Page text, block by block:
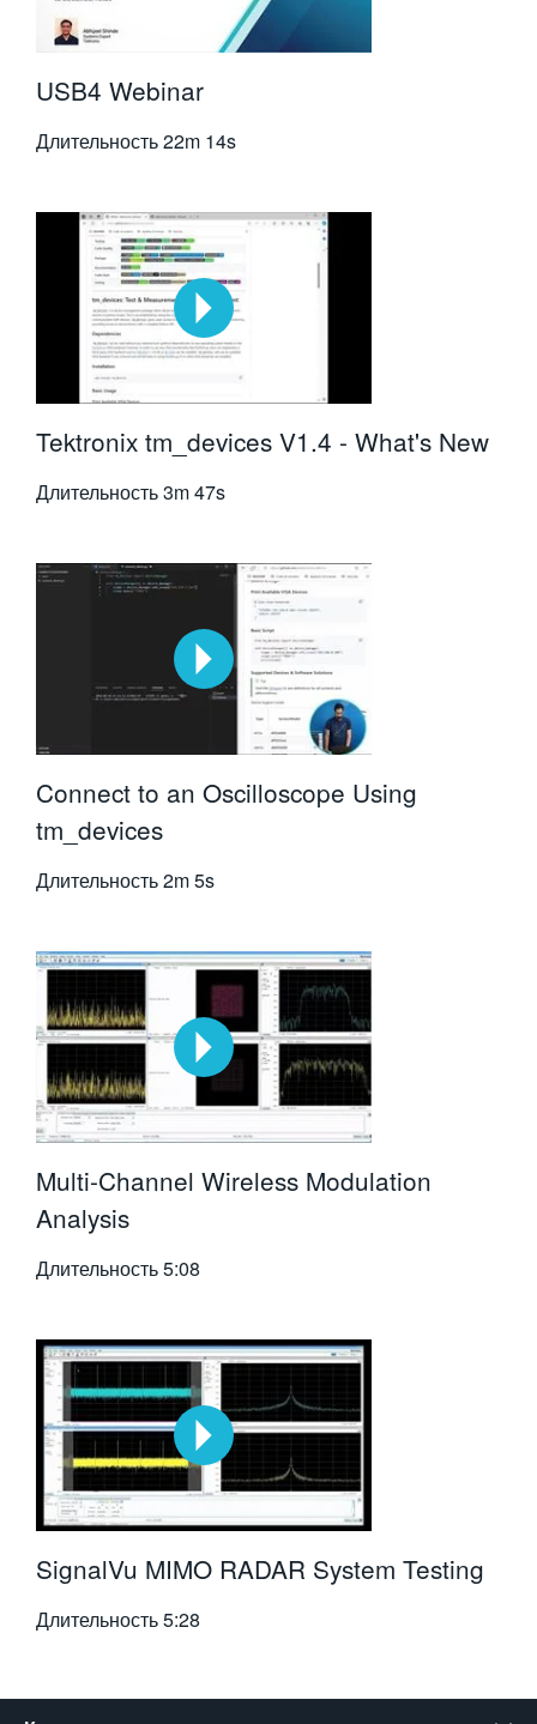
USB4 Webinar
Длительность22m 14s
Tektronix tm_devices V1.4 - What's New
Длительность3m 47s
Connect to an Oscilloscope Using
tm_devices
Длительность2m 5s
Multi-Channel Wireless Modulation
Analysis
Длительность5:08
SignalVu MIMO RADAR System Testing
Длительность5:28